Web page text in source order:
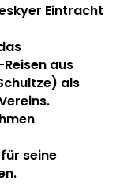
Eintracht
aus
als
seine